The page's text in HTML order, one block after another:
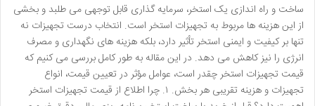
ساخت و راه اندازی یک استخر، سرمایه گذاری قابل توجهی می طلبد و بخشی
از این هزینه ها مربوط به تجهیزات استخر است. انتخاب درست تجهیزات نه
تنها بر کیفیت و ایمنی استخر تأثیر دارد، بلکه هزینه های نگهداری و مصرف
انرژی را نیز کاهش می دهد. در این مقاله به طور کامل بررسی می کنیم که
قیمت تجهیزات استخر چقدر است، عوامل مؤثر در تعیین قیمت، انواع
تجهیزات و هزینه تقریبی هر بخش. ۱. چرا اطلاع از قیمت تجهیزات استخر